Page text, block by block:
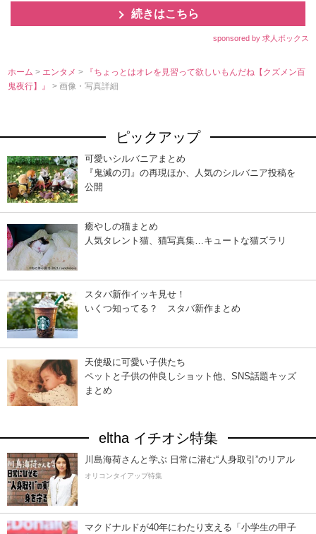
続きはこちら
sponsored by 求人ボックス
ホーム > エンタメ>
『ちょっとはオレを見習って欲しいもんだね【クズメン百
鬼夜行】』> 画像・写真詳細
ピックアップ
可愛いシルバニアまとめ
『鬼滅の刃』の再現ほか、人気のシルバニア投稿を
公開
癒やしの猫まとめ
人気タレント猫、猫写真集…キュートな猫ズラリ
スタバ新作イッキ見せ！
いくつ知ってる？ スタバ新作まとめ
天使級に可愛い子供たち
ペットと子供の仲良しショット他、SNS話題キッズ
まとめ
eltha イチオシ特集
川島海荷さんと学ぶ 日常に潜む“人身取引”のリアル
オリコンタイアップ特集
マクドナルドが40年にわたり支える「小学生の甲子